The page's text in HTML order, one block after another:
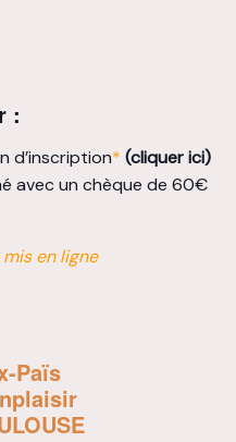
:
d’inscription* (cliquer ici)
avec un chèque de 60€
en ligne
Païs